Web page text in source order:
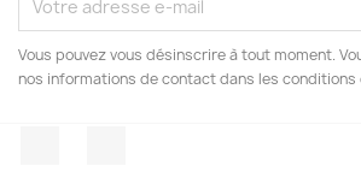
Vous pouvez vous désinscrire à tout moment.
nos informations de contact dans les